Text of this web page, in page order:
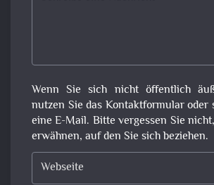
Wenn Sie sich nicht öffentlich
nutzen Sie das Kontaktformular oder
eine E-Mail. Bitte vergessen Sie
erwähnen, auf den Sie sich beziehen.